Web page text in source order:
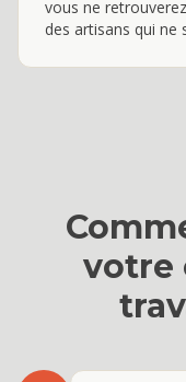
vous ne
des artisans qui ne
votre